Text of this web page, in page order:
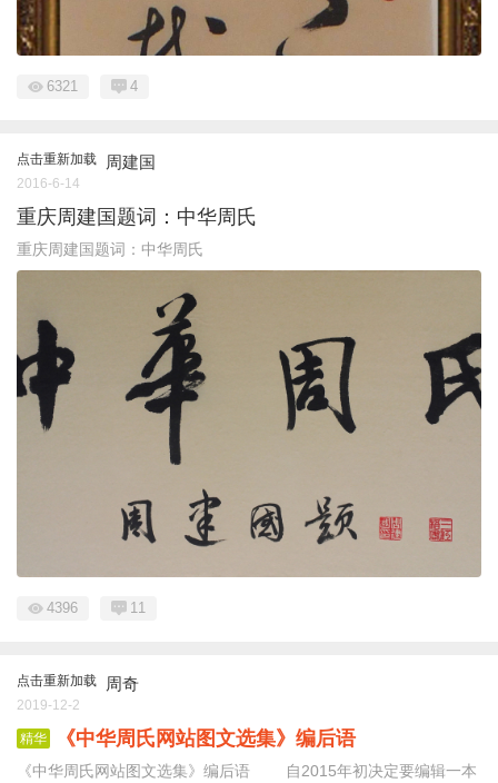
6321 4
点击重新加载 周建国
2016-6-14
重庆周建国题词：中华周氏
重庆周建国题词：中华周氏
4396 11
点击重新加载 周奇
2019-12-2
精华 《中华周氏网站图文选集》编后语
《中华周氏网站图文选集》编后语 自2015年初决定要编辑一本